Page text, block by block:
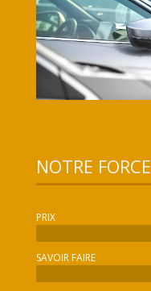
NOTRE FORCE
PRIX
SAVOIR FAIRE